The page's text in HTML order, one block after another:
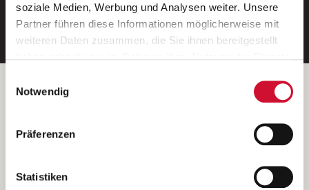
soziale Medien, Werbung und Analysen weiter. Unsere
Partner führen diese Informationen möglicherweise mit
weiteren Daten zusammen, die Sie ihnen bereitgestellt
Wenn Sie auf „Cookies zulassen“ klicken, so stimmen
Sie der Speicherung sämtlicher Cookies zu. Sie können
Ihre Einwilligung selbstverständlich jederzeit widerrufen,
indem Sie die Cookie-Einstellungen aufrufen und diese
unsererDatenschutzerklärung
Notwendig
Präferenzen
Statistiken
E-Mail-Adresse eintragen
Betreiber der Webseite
Kantstraße 45a
(Ein Tochterunternehmen des AWO Bezirksverbandes Unterfranken
e.V.)